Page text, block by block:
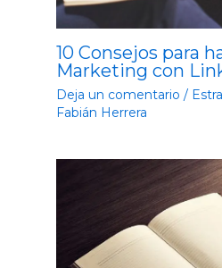
10 Consejos para
Marketing con
Deja un comentario /
Fabián Herrera